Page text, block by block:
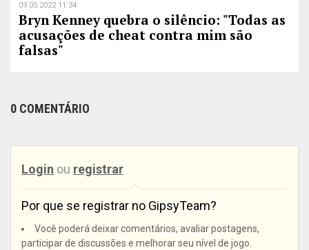
09.05.2022 11:34
Bryn Kenney quebra o silêncio: "Todas as
acusações de cheat contra mim são
falsas"
0 COMENTÁRIO
Login ou registrar
Por que se registrar no GipsyTeam?
Você poderá deixar comentários, avaliar postagens,
participar de discussões e melhorar seu nível de jogo.